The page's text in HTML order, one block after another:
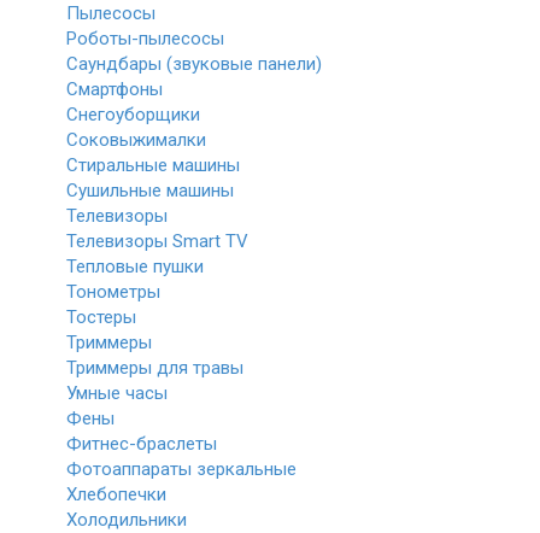
Пылесосы
Роботы-пылесосы
Саундбары (звуковые панели)
Смартфоны
Снегоуборщики
Соковыжималки
Стиральные машины
Сушильные машины
Телевизоры
Телевизоры Smart TV
Тепловые пушки
Тонометры
Тостеры
Триммеры
Триммеры для травы
Умные часы
Фены
Фитнес-браслеты
Фотоаппараты зеркальные
Хлебопечки
Холодильники